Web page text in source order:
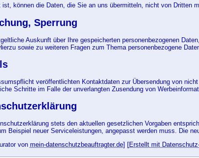
können die Daten, die Sie an uns übermitteln, nicht von Dritten
Sperrung
Auskunft über Ihre gespeicherten personenbezogenen
sowie zu weiteren Fragen zum Thema personenbezogene
veröffentlichten Kontaktdaten zur Übersendung von
Schritte im Falle der unverlangten Zusendung von
stets den aktuellen gesetzlichen Vorgaben
Beispiel neuer Serviceleistungen, angepasst werden muss. Die
von mein-datenschutzbeauftragter.de] [Erstellt mit